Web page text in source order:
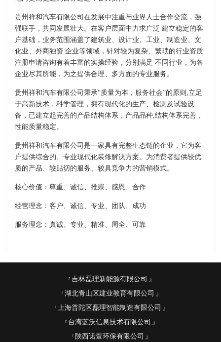
贵州祥和汽车有限公司在发展中注重与业界人士合作交流，强
强联手，共同发展壮大。在客户层面中力求广泛 建立稳定的客
户基础，业务范围涵盖了建筑业、设计业、工业、制造业、文
化业、外商独资 企业等领域，针对较为复杂、繁琐的行业资质
注册申请咨询有着丰富的实操经验，分别满足 不同行业，为各
企业尽其所能，为之提供合理、多方面的专业服务。
贵州祥和汽车有限公司秉承“质量为本，服务社会”的原则,立足
于高新技术，科学管理，拥有现代化的生产、检测及试验设
备，已建立起完善的产品结构体系，产品品种,结构体系完善，
性能质量稳定。
贵州祥和汽车有限公司是一家具有完整生态链的企业，它为客
户提供综合的、专业现代化装修解决方案。为消费者提供较优
质的产品、较贴切的服务、较具竞争力的营销模式。
核心价值：尊重、诚信、推崇、感恩、合作
经营理念：客户、诚信、专业、团队、成功
服务理念：真诚、专业、精准、周全、可靠
吉林磊理新能源有限公司
湖北青山区建业教育有限公司
上海普陀区磊理智能制造有限公司
台湾蓝沃信息技术有限公司
陕西诺萱环保有限公司